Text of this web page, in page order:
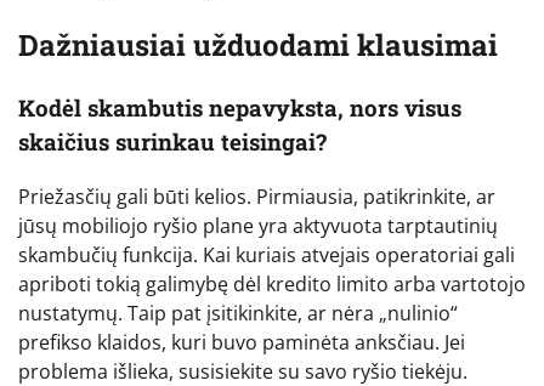
Dažniausiai užduodami klausimai
Kodėl skambutis nepavyksta, nors visus
skaičius surinkau teisingai?
Priežasčių gali būti kelios. Pirmiausia, patikrinkite, ar
jūsų mobiliojo ryšio plane yra aktyvuota tarptautinių
skambučių funkcija. Kai kuriais atvejais operatoriai gali
apriboti tokią galimybę dėl kredito limito arba vartotojo
nustatymų. Taip pat įsitikinkite, ar nėra „nulinio“
prefikso klaidos, kuri buvo paminėta anksčiau. Jei
problema išlieka, susisiekite su savo ryšio tiekėju.